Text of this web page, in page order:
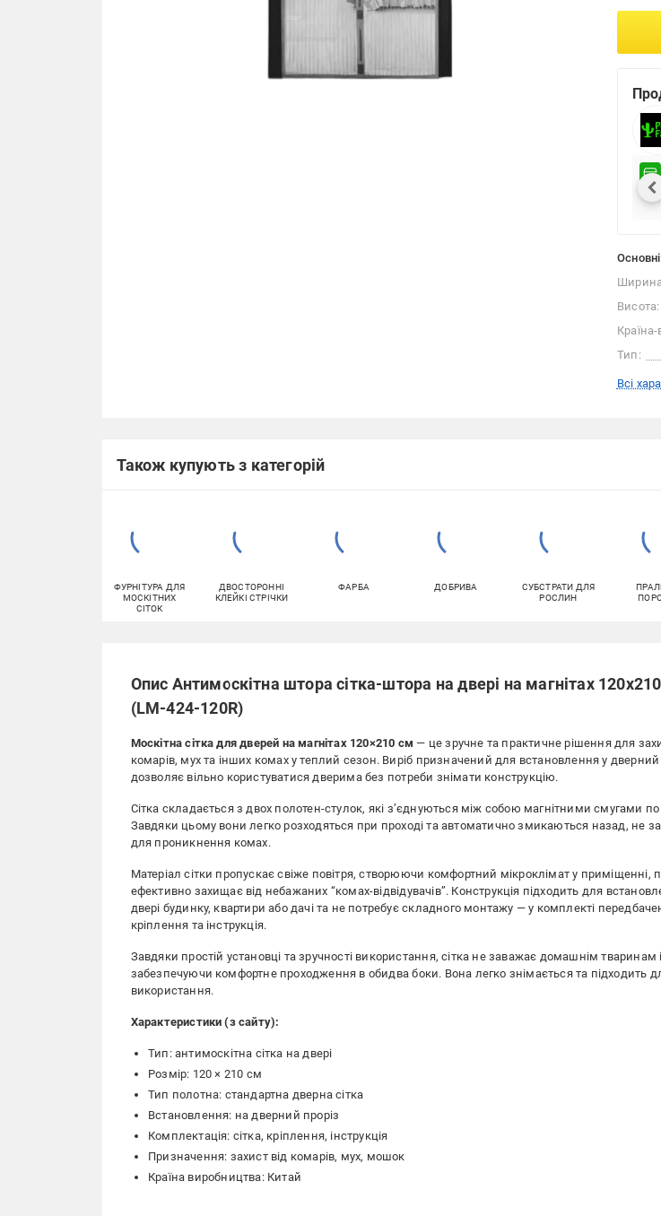
Висота:
Тип:
Всі
Також купують з категорій
ФУРНІТУРА ДЛЯ
МОСКІТНИХ
СІТОК
ДВОСТОРОННІ
КЛЕЙКІ СТРІЧКИ
ФАРБА ДОБРИВА
СУБСТРАТИ ДЛЯ
РОСЛИН
Опис Антимоскітна штора сітка-штора на двері на магнітах
(LM-424-120R)
Москітна сітка для дверей на магнітах 120×210 см — це зручне та практичне рішення для
комарів, мух та інших комах у теплий сезон. Виріб призначений для встановлення у дверний
дозволяє вільно користуватися дверима без потреби знімати конструкцію.
Сітка складається з двох полотен-стулок, які з’єднуються між собою магнітними смугами по
Завдяки цьому вони легко розходяться при проході та автоматично змикаються назад, не
для проникнення комах.
Матеріал сітки пропускає свіже повітря, створюючи комфортний мікроклімат у приміщенні,
ефективно захищає від небажаних “комах-відвідувачів”. Конструкція підходить для
двері будинку, квартири або дачі та не потребує складного монтажу — у комплекті
кріплення та інструкція.
Завдяки простій установці та зручності використання, сітка не заважає домашнім
забезпечуючи комфортне проходження в обидва боки. Вона легко знімається та підходить
використання.
Характеристики (з сайту):
Тип: антимоскітна сітка на двері
Розмір: 120 × 210 см
Тип полотна: стандартна дверна сітка
Встановлення: на дверний проріз
Комплектація: сітка, кріплення, інструкція
Призначення: захист від комарів, мух, мошок
Країна виробництва: Китай